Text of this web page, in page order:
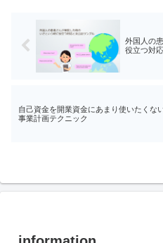
外国人の
役立つ対
自己資金を開業資金にあまり使いたくな
事業計画テクニック